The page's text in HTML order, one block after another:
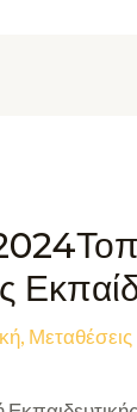
, Μεταθέσεις